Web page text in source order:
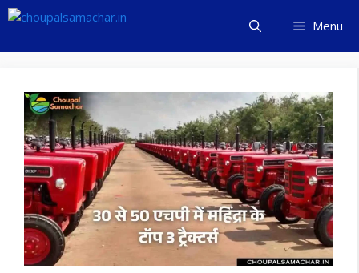
Skip
content
Menu